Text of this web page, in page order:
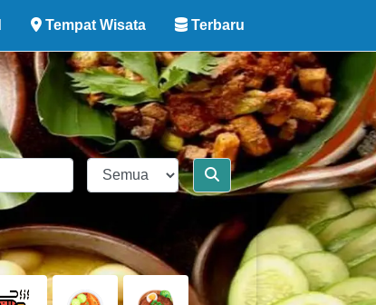
Tempat Wisata Terbaru